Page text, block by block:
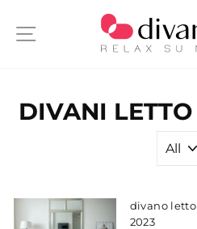
SITE NAVIGATION
DIVANI
divano
2023